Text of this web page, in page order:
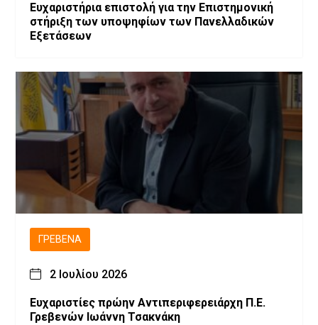
Ευχαριστήρια επιστολή για την Επιστημονική
στήριξη των υποψηφίων των Πανελλαδικών
Εξετάσεων
ΓΡΕΒΕΝΆ
2 Ιουλίου 2026
Ευχαριστίες πρώην Αντιπεριφερειάρχη Π.Ε.
Γρεβενών Ιωάννη Τσακνάκη